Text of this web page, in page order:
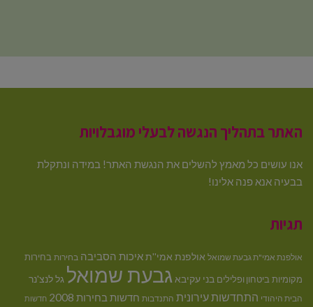
האתר בתהליך הנגשה לבעלי מוגבלויות
אנו עושים כל מאמץ להשלים את הנגשת האתר! במידה ונתקלת
בבעיה אנא פנה אלינו!
תגיות
אולפנת אמי"ת גבעת שמואל אולפנת אמי''תאיכות הסביבה בחירות בחירות
מקומיותביטחון ופלילים בני עקיבא גבעת שמואל גל לנצ'נר
הבית היהודי התחדשות עירונית התנדבות חדשות בחירות 2008 חדשות